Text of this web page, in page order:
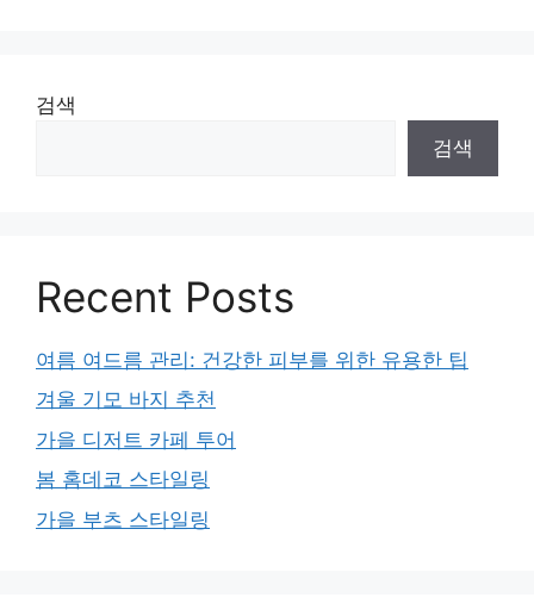
검색
검색
Recent Posts
여름 여드름 관리: 건강한 피부를 위한 유용한 팁
겨울 기모 바지 추천
가을 디저트 카페 투어
봄 홈데코 스타일링
가을 부츠 스타일링